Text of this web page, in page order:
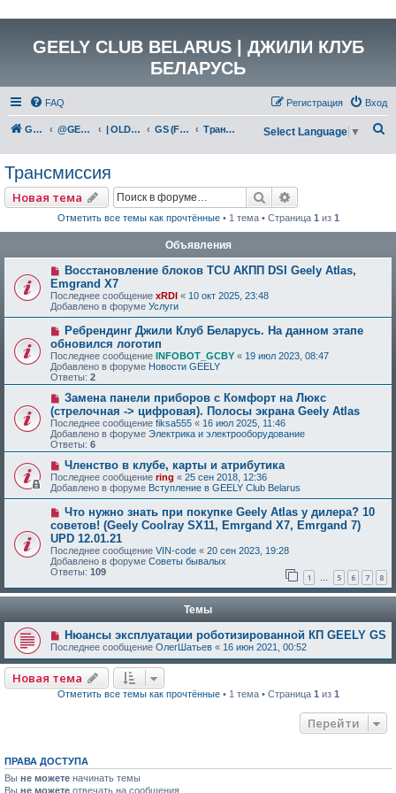
GEELY CLUB BELARUS | ДЖИЛИ КЛУБ
БЕЛАРУСЬ
FAQ Вход
Регистрация
GEELY Club Belarus @GEELYCLUBBY | OLD GEELY GS (FE-7) Трансмиссия Select Language ▼
Трансмиссия
Новая тема Поиск
Отметить все темы как прочтённые• 1 тема • Страница 1 из 1
Объявления
Восстановление блоков TCU АКПП DSI Geely Atlas,
Emgrand X7
Последнее сообщение xRDI « 10 окт 2025, 23:48
Добавлено в форуме Услуги
Ребрендинг Джили Клуб Беларусь. На данном этапе
обновился логотип
Последнее сообщение INFOBOT_GCBY « 19 июл 2023, 08:47
Добавлено в форуме Новости GEELY
Ответы: 2
Замена панели приборов с Комфорт на Люкс
(стрелочная -> цифровая). Полосы экрана Geely Atlas
Последнее сообщение fiksa555 « 16 июл 2025, 11:46
Добавлено в форуме Электрика и электрооборудование
Ответы: 6
Членство в клубе, карты и атрибутика
Последнее сообщение ring « 25 сен 2018, 12:36
Добавлено в форуме Вступление в GEELY Club Belarus
Что нужно знать при покупке Geely Atlas у дилера? 10
советов! (Geely Coolray SX11, Emrgand X7, Emrgand 7)
UPD 12.01.21
Последнее сообщение VIN-code « 20 сен 2023, 19:28
Добавлено в форуме Советы бывалых
Ответы: 109 1 … 5 6 7 8
Темы
Нюансы эксплуатации роботизированной КП GEELY GS
Последнее сообщение ОлегШатьев « 16 июн 2021, 00:52
Новая тема
Отметить все темы как прочтённые• 1 тема • Страница 1 из 1
Перейти
ПРАВА ДОСТУПА
Вы не можете начинать темы
Вы не можете отвечать на сообщения